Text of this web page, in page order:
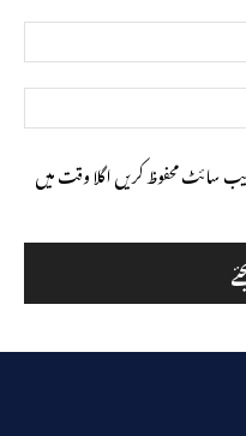
ای
میل*
ویب
سائٹ
محفوظ کریں اگلا وقت میں